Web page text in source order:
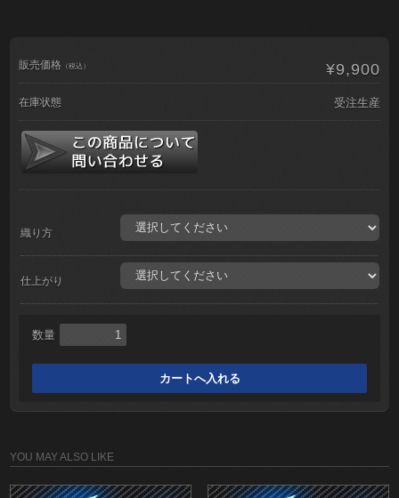
販売価格 （税込） ¥9,900
在庫状態 受注生産
織り方
仕上がり
数量
YOU MAY ALSO LIKE